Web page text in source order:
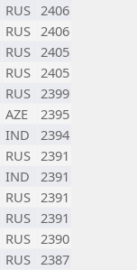
RUS 2406
RUS 2406
RUS 2405
RUS 2405
RUS 2399
AZE
2395
IND
2394
RUS 2391
IND
2391
RUS 2391
RUS 2391
RUS 2390
RUS 2387